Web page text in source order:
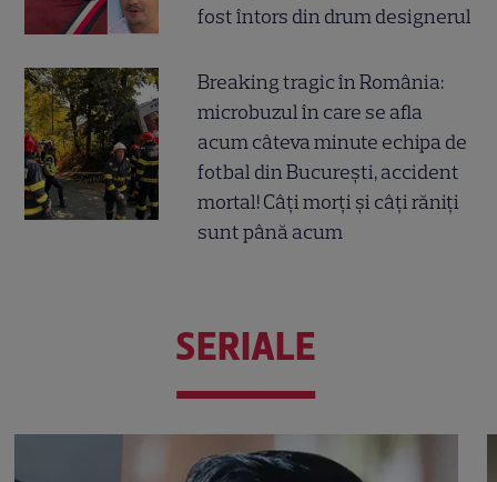
fost întors din drum designerul
Breaking tragic în România:
microbuzul în care se afla
acum câteva minute echipa de
fotbal din București, accident
mortal! Câți morți și câți răniți
sunt până acum
SERIALE